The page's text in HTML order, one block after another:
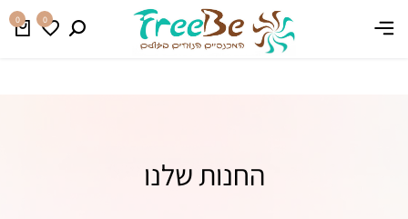
משלוח חינם בהזמנה מעל 399 ₪ קנו עכשיו 0
0
החנות שלנו